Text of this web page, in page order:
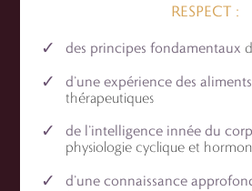
RESPECT :
des principes fondamentaux
d’une expérience des aliments
thérapeutiques
de l’intelligence innée du
physiologie cyclique et
d’une connaissance